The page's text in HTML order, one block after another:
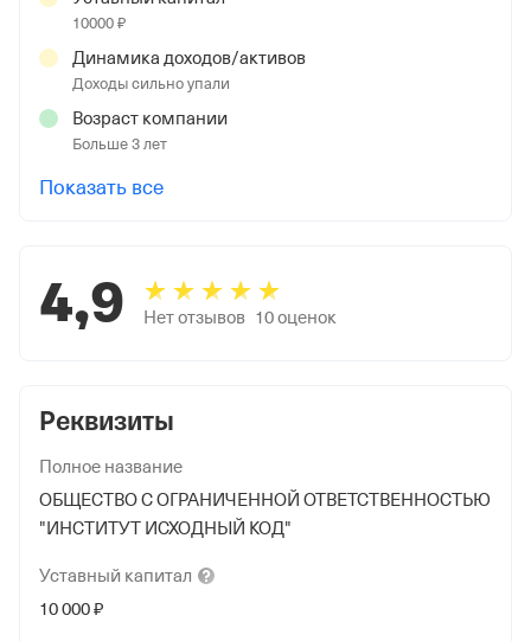
Реквизиты
Полное название
ОБЩЕСТВО С ОГРАНИЧЕННОЙ ОТВЕТСТВЕННОСТЬЮ
"ИНСТИТУТ ИСХОДНЫЙ КОД"
Уставный капитал
10 000 ₽
10000 ₽
Динамика доходов/активов
Доходы сильно упали
Возраст компании
Больше 3 лет
Показать все
4,9 Нет отзывов 10оценок